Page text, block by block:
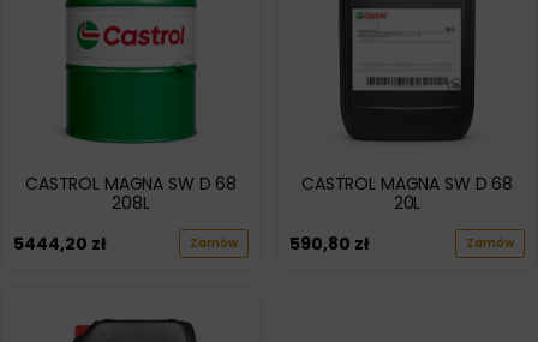
CASTROL MAGNA SW D 68
208L
5444,20 zł Zamów
CASTROL MAGNA SW D 68
20L
590,80 zł Zamów